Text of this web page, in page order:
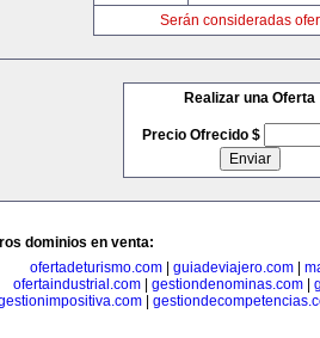
Serán consideradas
Realizar una Oferta
Precio Ofrecido $
dominios en venta:
ofertadeturismo.com| guiadeviajero.com|
ofertaindustrial.com| gestiondenominas.com|